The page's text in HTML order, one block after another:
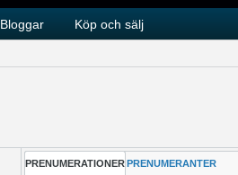
Bloggar Köp och sälj
PRENUMERATIONER PRENUMERANTER